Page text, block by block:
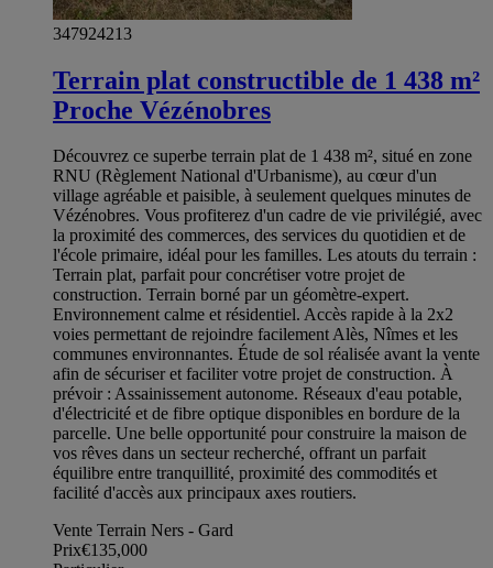
347924213
Terrain plat constructible de 1 438 m²
Proche Vézénobres
Découvrez ce superbe terrain plat de 1 438 m², situé en zone
RNU (Règlement National d'Urbanisme), au cœur d'un
village agréable et paisible, à seulement quelques minutes de
Vézénobres. Vous profiterez d'un cadre de vie privilégié, avec
la proximité des commerces, des services du quotidien et de
l'école primaire, idéal pour les familles. Les atouts du terrain :
Terrain plat, parfait pour concrétiser votre projet de
construction. Terrain borné par un géomètre-expert.
Environnement calme et résidentiel. Accès rapide à la 2x2
voies permettant de rejoindre facilement Alès, Nîmes et les
communes environnantes. Étude de sol réalisée avant la vente
afin de sécuriser et faciliter votre projet de construction. À
prévoir : Assainissement autonome. Réseaux d'eau potable,
d'électricité et de fibre optique disponibles en bordure de la
parcelle. Une belle opportunité pour construire la maison de
vos rêves dans un secteur recherché, offrant un parfait
équilibre entre tranquillité, proximité des commodités et
facilité d'accès aux principaux axes routiers.
Vente Terrain Ners - Gard
Prix€135,000